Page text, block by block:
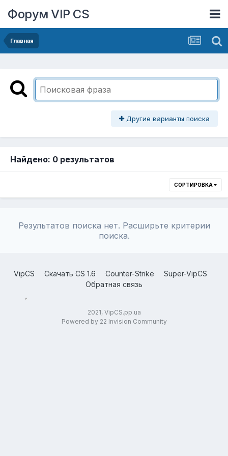
Форум VIP CS
Главная
Другие варианты поиска
Найдено: 0 результатов
СОРТИРОВКА
Результатов поиска нет. Расширьте критерии
поиска.
VipCS Скачать CS 1.6 Counter-Strike
Super-VipCS
Обратная связь
2021, VipCS.pp.ua
Powered by 22 Invision Community